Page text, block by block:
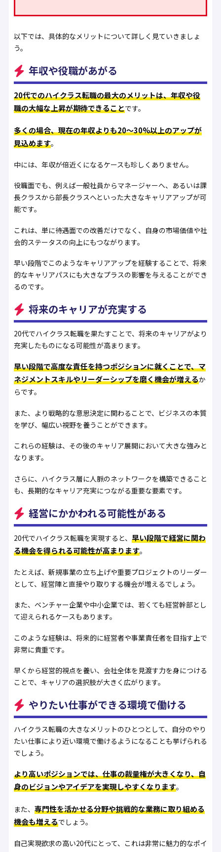
以下では、具体的なメリットについて詳しく見ていきましょ
う。
年収や役職があがる
20代でのハイクラス転職の最大のメリットは、年収や役
職の大幅な上昇が期待できることです。
多くの場合、現在の年収よりも20〜30%以上のアップが
見込めます。
中には、年収が倍近くになるケースも珍しくありません。
役職面でも、例えば一般社員からマネージャーへ、あるいは課
長クラスから部長クラスへといった大きなキャリアアップが可
能です。
これは、単に待遇面での改善だけでなく、自身の市場価値や社
会的ステータスの向上にもつながります。
早い段階でこのようなキャリアアップを経験することで、将来
的なキャリアパスにも大きなプラスの影響を与えることができ
るのです。
将来のキャリアが充実する
20代でハイクラス転職を果たすことで、将来のキャリアがより
充実したものになる可能性が高まります。
早い段階で高度な責任を持つポジションに就くことで、マ
ネジメントスキルやリーダーシップを磨く機会が増えるか
らです。
また、より戦略的な意思決定に関わることで、ビジネスの本質
を学び、幅広い視野を養うことができます。
これらの経験は、その後のキャリア展開において大きな強みと
なります。
さらに、ハイクラス層に人脈のネットワークを構築できること
も、長期的なキャリア充実につながる重要な要素です。
経営にかかわれる可能性がある
20代でハイクラス転職を実現すると、 早い段階で経営に関わ
る機会を得られる可能性が高まります。
たとえば、新規事業の立ち上げや重要プロジェクトのリーダー
として、経営陣と直接やり取りする機会が増えるでしょう。
また、ベンチャー企業や中小企業では、若くても経営幹部とし
て迎えられるケースもあります。
このような経験は、将来的に経営者や事業責任者を目指す上で
非常に貴重です。
早くから経営的視点を養い、会社全体を見渡す力を身につける
ことで、キャリアの選択肢が大きく広がります。
やりたい仕事ができる環境で働ける
ハイクラス転職の大きなメリットのひとつとして、自分のやり
たい仕事により近い環境で働けるようになることも挙げられる
でしょう。
より高いポジションでは、仕事の裁量権が大きくなり、自
身のビジョンやアイデアを実現しやすくなります。
また、 専門性を活かせる分野や挑戦的な業務に取り組める
機会も増えるでしょう。
自己実現欲求の高い20代にとって、これは非常に魅力的なポイ